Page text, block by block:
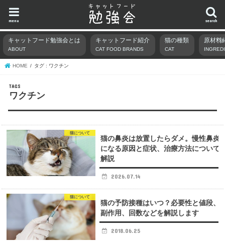
search
menu
キャットフード勉強会とは
ABOUT
キャットフード紹介
CAT FOOD BRANDS
猫の種類
CAT
原材料
HOME タグ : ワクチン
ワクチン
猫について
猫の鼻炎は放置したらダメ。慢性鼻炎
になる原因と症状、治療方法について
解説
2026.07.14
猫について
猫の予防接種はいつ？必要性と値段、
副作用、回数などを解説します
2018.06.25